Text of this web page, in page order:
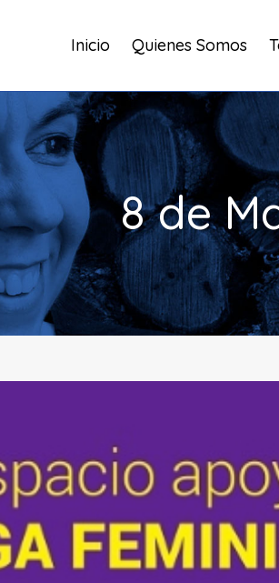
Inicio Quienes Somos
8 de